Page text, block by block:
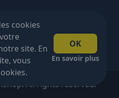
cookies
site. En
vous
OK
En savoir plus
à partir de €100 HT!
All rights reserved.